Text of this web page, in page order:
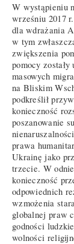
W wystąpieniu
wrześniu 2017
dla wdrażania
w tym
zwiększenia
pomocy
masowych
na Bliskim
podkreślił
konieczność
poszanowanie
prawa
Ukrainę jako
trzecie. W
konieczność
odpowiednich
wzmożenia
globalnej praw
godności
wolności